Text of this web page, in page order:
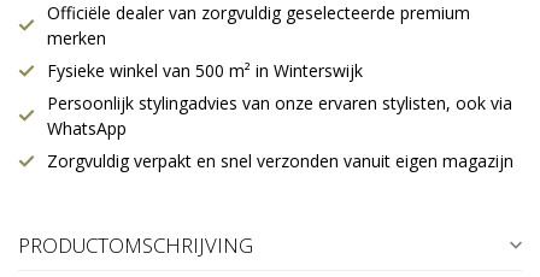
Officiële dealer van zorgvuldig geselecteerde premium
merken
Fysieke winkel van 500 m² in Winterswijk
Persoonlijk stylingadvies van onze ervaren stylisten, ook via
WhatsApp
Zorgvuldig verpakt en snel verzonden vanuit eigen magazijn
PRODUCTOMSCHRIJVING